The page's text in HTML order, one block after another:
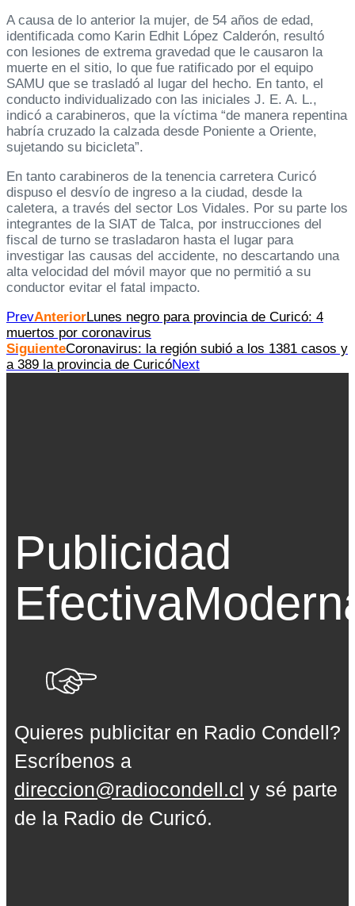
A causa de lo anterior la mujer, de 54 años de edad,
identificada como Karin Edhit López Calderón, resultó
con lesiones de extrema gravedad que le causaron la
muerte en el sitio, lo que fue ratificado por el equipo
SAMU que se trasladó al lugar del hecho. En tanto, el
conducto individualizado con las iniciales J. E. A. L.,
indicó a carabineros, que la víctima “de manera repentina
habría cruzado la calzada desde Poniente a Oriente,
sujetando su bicicleta”.
En tanto carabineros de la tenencia carretera Curicó
dispuso el desvío de ingreso a la ciudad, desde la
caletera, a través del sector Los Vidales. Por su parte los
integrantes de la SIAT de Talca, por instrucciones del
fiscal de turno se trasladaron hasta el lugar para
investigar las causas del accidente, no descartando una
alta velocidad del móvil mayor que no permitió a su
conductor evitar el fatal impacto.
PrevAnteriorLunes negro para provincia de Curicó: 4
muertos por coronavirus
SiguienteCoronavirus: la región subió a los 1381 casos y
a 389 la provincia de CuricóNext
Publicidad
Efectiva
Quieres publicitar en Radio Condell?
Escríbenos a
direccion@radiocondell.cl y sé parte
de la Radio de Curicó.